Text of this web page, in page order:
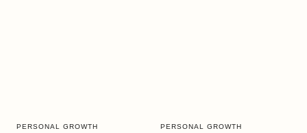
PERSONAL GROWTH PERSONAL GROWTH